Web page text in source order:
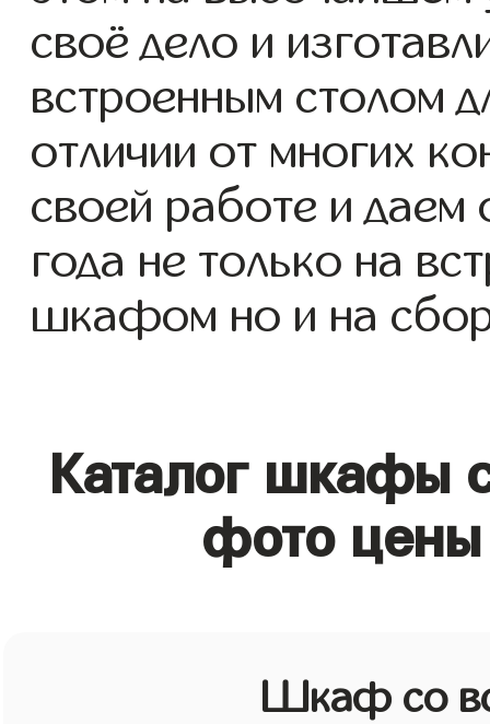
своё дело и
встроенным столом
отличии от многих
своей работе и
года не только на
шкафом но и на
Каталог шкафы
фото
Шкаф со